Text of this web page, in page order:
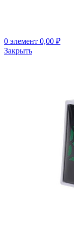
0 элемент 0,00 ₽
Закрыть